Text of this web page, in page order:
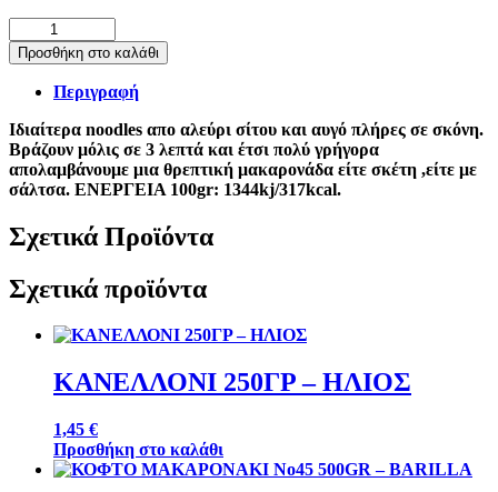
NOODLES
ΑΥΓΩΝ
300ΓΡ
ORIENTAL
EXPRESS
ποσότητα
Προσθήκη στο καλάθι
Περιγραφή
Ιδιαίτερα noodles απο αλεύρι σίτου και αυγό πλήρες σε σκόνη.
Bράζουν μόλις σε 3 λεπτά και έτσι πολύ γρήγορα
απολαμβάνουμε μια θρεπτική μακαρονάδα είτε σκέτη ,είτε με
σάλτσα. ΕΝΕΡΓΕΙΑ 100gr: 1344kj/317kcal.
Σχετικά Προϊόντα
Σχετικά προϊόντα
ΚΑΝΕΛΛΟΝΙ 250ΓΡ – ΗΛΙΟΣ
1,45 €
Προσθήκη στο καλάθι